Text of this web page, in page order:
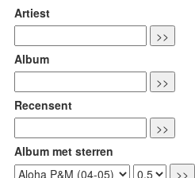
Artiest
Album
Recensent
Album met sterren